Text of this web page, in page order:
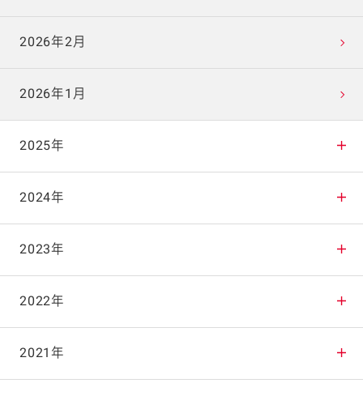
2026年2月
2026年1月
2025年
2025年12月
2025年11月
2025年10月
2025年9月
2024年
2024年12月
2024年11月
2024年10月
2023年
2023年12月
2023年11月
2022年
2022年12月
2021年